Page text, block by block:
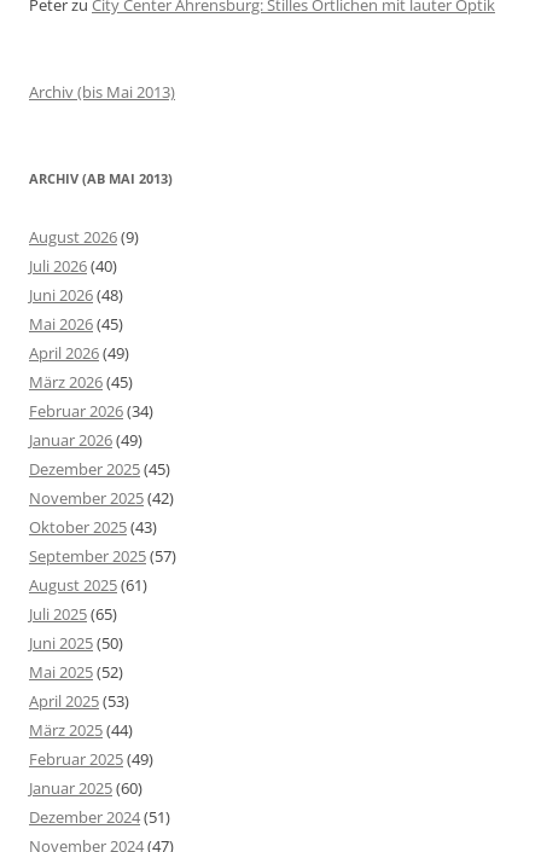
Peterzu City Center Ahrensburg: Stilles Örtlichen mit lauter Optik
Archiv (bis Mai 2013)
ARCHIV (AB MAI 2013)
August 2026(9)
Juli 2026(40)
Juni 2026(48)
Mai 2026(45)
April 2026(49)
März 2026(45)
Februar 2026(34)
Januar 2026(49)
Dezember 2025(45)
November 2025(42)
Oktober 2025(43)
September 2025(57)
August 2025(61)
Juli 2025(65)
Juni 2025(50)
Mai 2025(52)
April 2025(53)
März 2025(44)
Februar 2025(49)
Januar 2025(60)
Dezember 2024(51)
November 2024(47)